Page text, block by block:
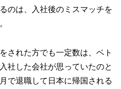
のは、入社後のミスマッチを
された方でも一定数は、ベト
社した会社が思っていたのと
で退職して日本に帰国される